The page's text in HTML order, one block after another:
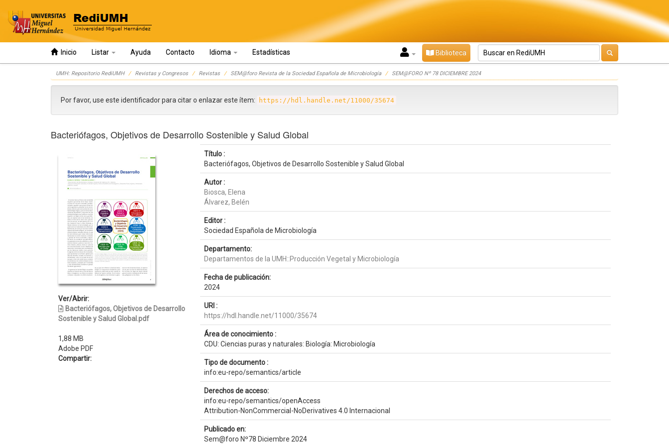
Inicio Listar Ayuda Contacto Idioma Estadísticas Biblioteca
UMH: Repositorio RediUMH Revistas y Congresos Revistas SEM@foro Revista de la Sociedad Española de Microbiología SEM@FORO Nº 78 DICIEMBRE 2024
Por favor, use este identificador para citar o enlazar este ítem: https://hdl.handle.net/11000/35674
Bacteriófagos, Objetivos de Desarrollo Sostenible y Salud Global
Ver/Abrir:
Bacteriófagos, Objetivos de Desarrollo
Sostenible y Salud Global.pdf
1,88 MB
Adobe PDF
Compartir:
Título :
Bacteriófagos, Objetivos de Desarrollo Sostenible y Salud Global
Autor :
Biosca, Elena
Álvarez, Belén
Editor :
Sociedad Española de Microbiología
Departamento:
Departamentos de la UMH::Producción Vegetal y Microbiología
Fecha de publicación:
2024
URI :
https://hdl.handle.net/11000/35674
Área de conocimiento :
CDU: Ciencias puras y naturales: Biología: Microbiología
Tipo de documento :
info:eu-repo/semantics/article
Derechos de acceso:
info:eu-repo/semantics/openAccess
Attribution-NonCommercial-NoDerivatives 4.0 Internacional
Publicado en:
Sem@foro Nº78 Diciembre 2024